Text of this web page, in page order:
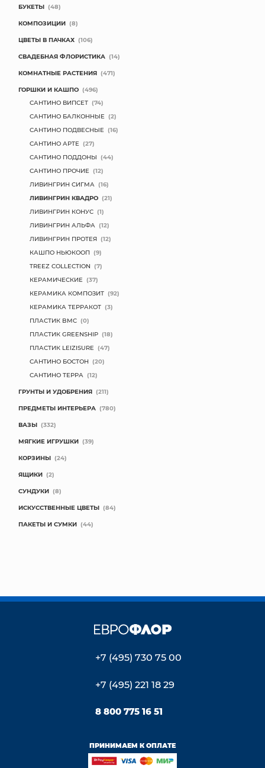
БУКЕТЫ (48)
КОМПОЗИЦИИ (8)
ЦВЕТЫ В ПАЧКАХ (106)
СВАДЕБНАЯ ФЛОРИСТИКА (14)
КОМНАТНЫЕ РАСТЕНИЯ (471)
ГОРШКИ И КАШПО (496)
САНТИНО ВИПСЕТ (74)
САНТИНО БАЛКОННЫЕ (2)
САНТИНО ПОДВЕСНЫЕ (16)
САНТИНО АРТЕ (27)
САНТИНО ПОДДОНЫ (44)
САНТИНО ПРОЧИЕ (12)
ЛИВИНГРИН СИГМА (16)
ЛИВИНГРИН КВАДРО (21)
ЛИВИНГРИН КОНУС (1)
ЛИВИНГРИН АЛЬФА (12)
ЛИВИНГРИН ПРОТЕЯ (12)
КАШПО НЬЮКООП (9)
TREEZ COLLECTION (7)
КЕРАМИЧЕСКИЕ (37)
КЕРАМИКА КОМПОЗИТ (92)
КЕРАМИКА ТЕРРАКОТ (3)
ПЛАСТИК BMC (0)
ПЛАСТИК GREENSHIP (18)
ПЛАСТИК LEIZISURE (47)
САНТИНО БОСТОН (20)
САНТИНО ТЕРРА (12)
ГРУНТЫ И УДОБРЕНИЯ (211)
ПРЕДМЕТЫ ИНТЕРЬЕРА (780)
ВАЗЫ (332)
МЯГКИЕ ИГРУШКИ (39)
КОРЗИНЫ (24)
ЯЩИКИ (2)
СУНДУКИ (8)
ИСКУССТВЕННЫЕ ЦВЕТЫ (84)
ПАКЕТЫ И СУМКИ (44)
+7 (495) 730 75 00
+7 (495) 221 18 29
8 800 775 16 51
ПРИНИМАЕМ К ОПЛАТЕ